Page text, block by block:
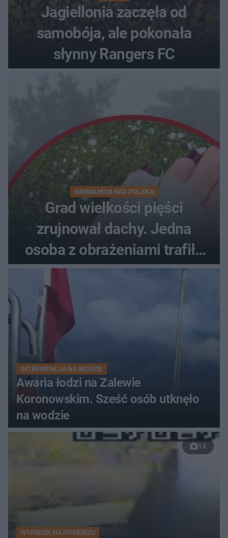
Jagiellonia zaczęła od
samobója, ale pokonała
słynny Rangers FC
NAWAŁNICA NAD POLSKĄ
Grad wielkości pięści
zrujnował dachy. Jedna
osoba z obrażeniami trafiła
do szpitala
INTERWENCJA NA WODZIE
Awaria łodzi na Zalewie
Koronowskim. Sześć osób utknęło
na wodzie
13
WYPADEK NA POMORZU